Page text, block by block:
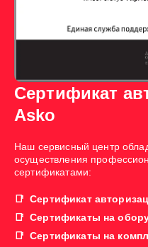
Сертификат
Asko
Наш сервисный центр
осуществления
сертификатами:
Сертификат
Сертификаты на
Сертификаты на